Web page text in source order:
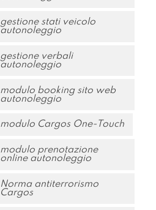
gestione stati veicolo
autonoleggio
gestione verbali
autonoleggio
modulo booking sito web
autonoleggio
modulo Cargos One-Touch
modulo prenotazione
online autonoleggio
Norma antiterrorismo
Cargos